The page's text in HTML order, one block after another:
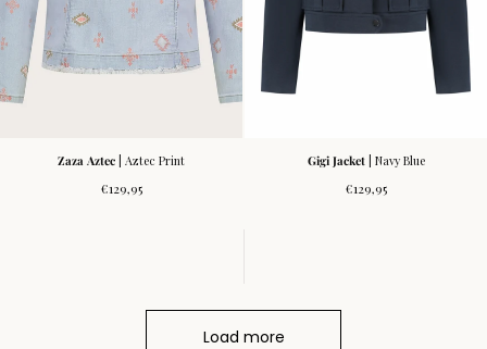
Zaza Aztec | Aztec Print
Regular
€129,95
Gigi Jacket | Navy Blue
Regular
€129,95
Load more